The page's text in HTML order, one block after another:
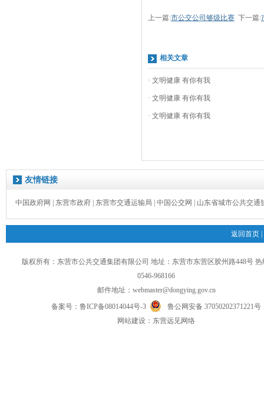
上一篇:市公交公司够级比赛 下一篇:
相关文章
· 文明健康 有你有我
· 文明健康 有你有我
· 文明健康 有你有我
友情链接
中国政府网 东营市政府 东营市交通运输局 中国公交网 山东省城市公共交通
返回首页
版权所有：东营市公共交通集团有限公司 地址：东营市东营区胶州路448号
0546-968166
邮件地址： webmaster@dongying.gov.cn
备案号： 鲁ICP备08014044号-3
鲁公网安备 37050202371221号
网站建设： 东营远见网络